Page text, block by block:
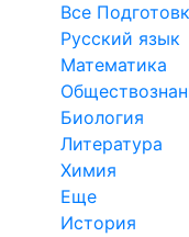
Все
Русский язык
Математика
Биология
Литература
Химия
Еще
История